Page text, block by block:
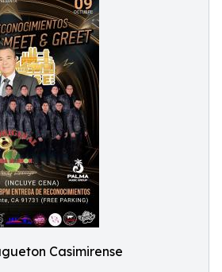
Casimirense